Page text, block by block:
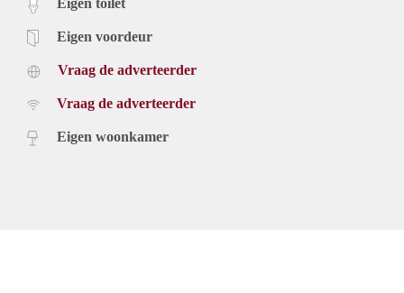
Eigen toilet
Eigen voordeur
Vraag de adverteerder
Vraag de adverteerder
Eigen woonkamer